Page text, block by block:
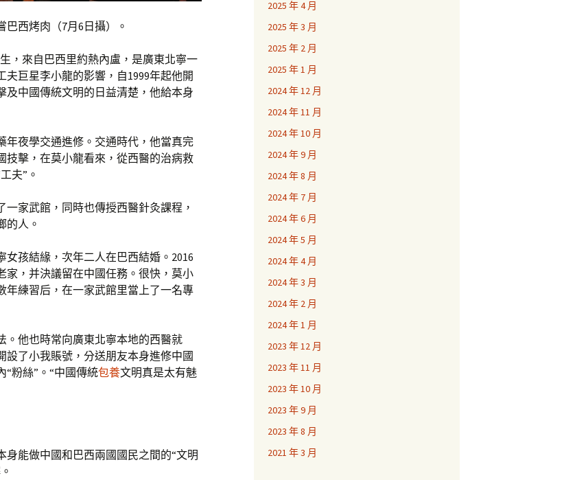
西烤肉（7月6日攝）。
，來自巴西里約熱內盧，是廣東北寧一
巨星李小龍的影響，自1999年起他開
中國傳統文明的日益清楚，他給本身
年夜學交通進修。交通時代，他當真完
技擊，在莫小龍看來，從西醫的治病救
夫”。
家武館，同時也傳授西醫針灸課程，
的人。
孩結緣，次年二人在巴西結婚。2016
家，并決議留在中國任務。很快，莫小
年練習后，在一家武館里當上了一名專
。他也時常向廣東北寧本地的西醫就
了小我賬號，分送朋友本身進修中國
“粉絲”。“中國傳統包養文明真是太有魅
能做中國和巴西兩國國民之間的“文明
2025 年 4 月
2025 年 3 月
2025 年 2 月
2025 年 1 月
2024 年 12 月
2024 年 11 月
2024 年 10 月
2024 年 9 月
2024 年 8 月
2024 年 7 月
2024 年 6 月
2024 年 5 月
2024 年 4 月
2024 年 3 月
2024 年 2 月
2024 年 1 月
2023 年 12 月
2023 年 11 月
2023 年 10 月
2023 年 9 月
2023 年 8 月
2021 年 3 月